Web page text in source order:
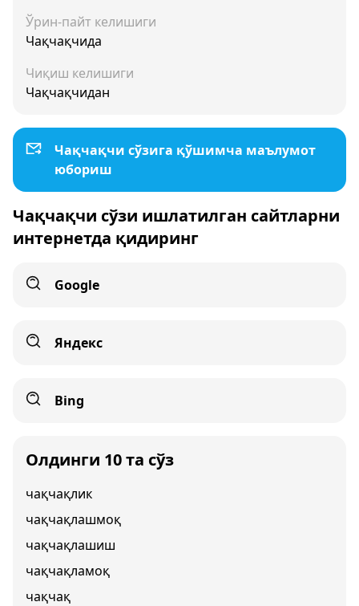
Ўрин-пайт келишиги
Чақчақчида
Чиқиш келишиги
Чақчақчидан
Чақчақчи сўзига қўшимча маълумот
юбориш
Чақчақчи сўзи ишлатилган сайтларни
интернетда қидиринг
Google
Яндекс
Bing
Олдинги 10 та сўз
чақчақлик
чақчақлашмоқ
чақчақлашиш
чақчақламоқ
чақчақ